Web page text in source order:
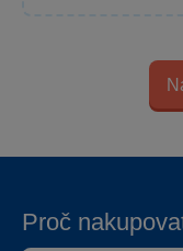
Proč